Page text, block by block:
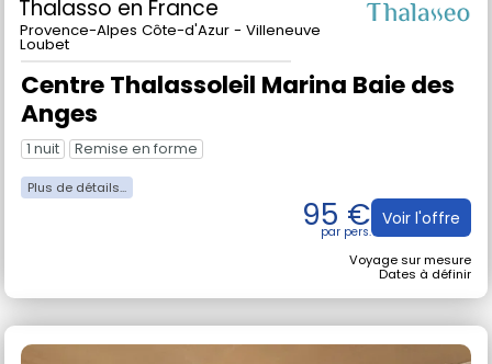
Thalassoen France
Provence-Alpes Côte-d'Azur - Villeneuve
Loubet
Centre Thalassoleil Marina Baie des
Anges
1 nuit Remise en forme
95 €
Dates à définir